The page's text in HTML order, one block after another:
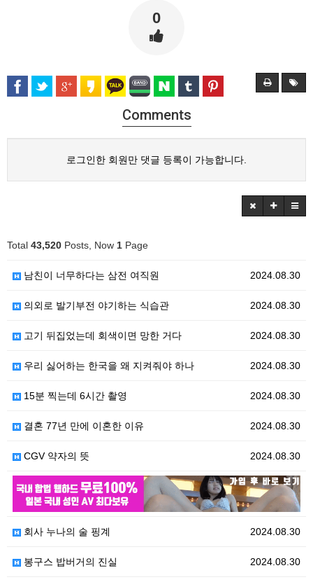
0
Comments
로그인한 회원만 댓글 등록이 가능합니다.
Total 43,520 Posts, Now 1 Page
2024.08.30
남친이 너무하다는 삼전 여직원
2024.08.30
의외로 발기부전 야기하는 식습관
2024.08.30
고기 뒤집었는데 회색이면 망한 거다
2024.08.30
우리 싫어하는 한국을 왜 지켜줘야 하나
2024.08.30
15분 찍는데 6시간 촬영
2024.08.30
결혼 77년 만에 이혼한 이유
2024.08.30
CGV 약자의 뜻
2024.08.30
2024.08.30
회사 누나의 술 핑계
2024.08.30
봉구스 밥버거의 진실